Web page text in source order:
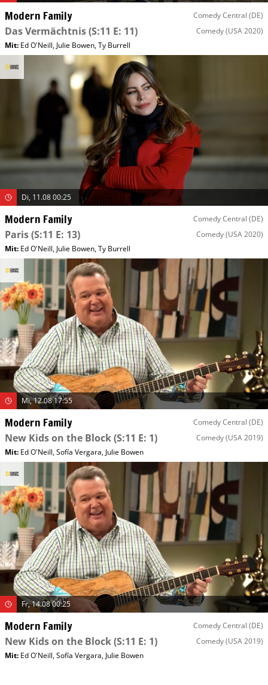
Modern Family Comedy Central (DE)
Das Vermächtnis(S:11 E: 11) Comedy(USA 2020)
Mit: Ed O'Neill, Julie Bowen,Ty Burrell
Di, 11.08 00:25
Modern Family Comedy Central (DE)
Paris(S:11 E: 13) Comedy(USA 2020)
Mit: Ed O'Neill, Julie Bowen,Ty Burrell
Mi, 12.08 17:55
Modern Family Comedy Central (DE)
New Kids on the Block(S:11 E: 1) Comedy(USA 2019)
Mit: Ed O'Neill,Sofía Vergara, Julie Bowen
Fr, 14.08 00:25
Modern Family Comedy Central (DE)
New Kids on the Block(S:11 E: 1) Comedy(USA 2019)
Mit: Ed O'Neill,Sofía Vergara, Julie Bowen